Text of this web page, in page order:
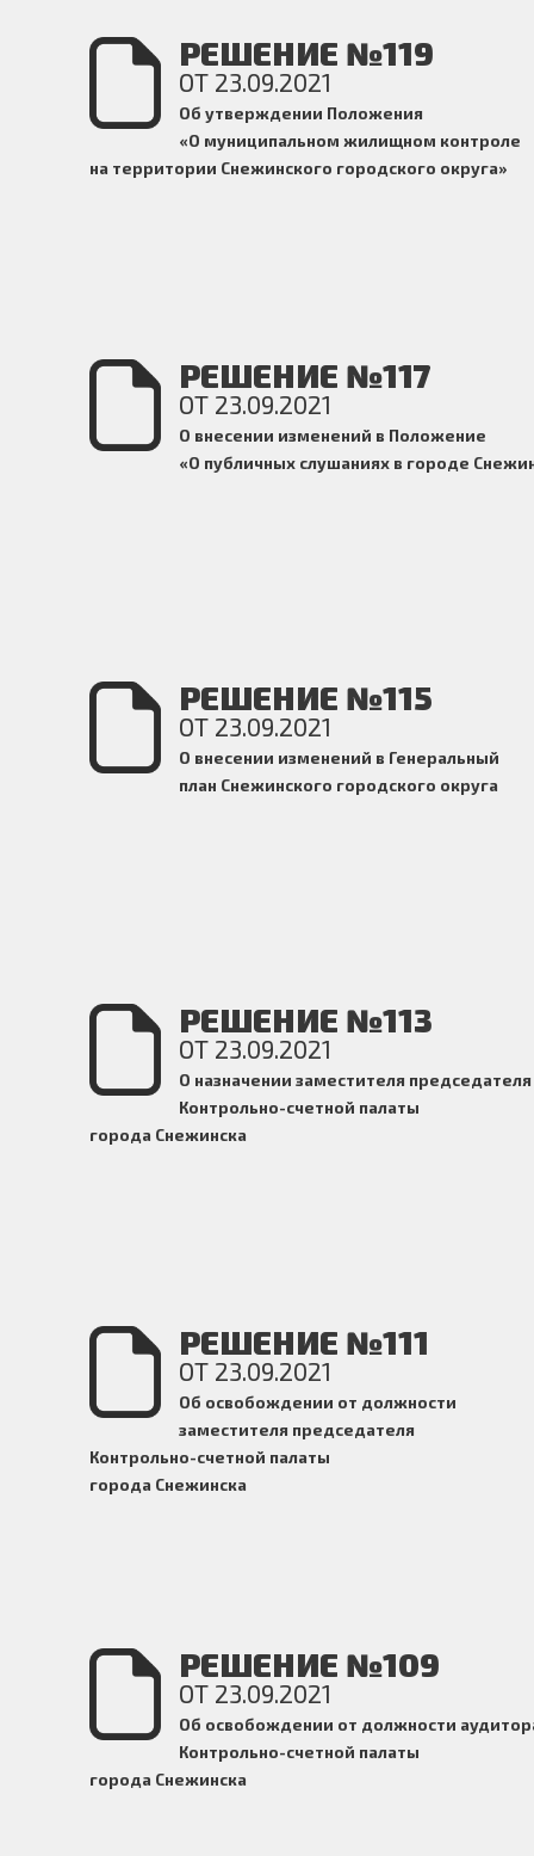
РЕШЕНИЕ №119
ОТ 23.09.2021
Об утверждении Положения
«О муниципальном жилищном контроле
на территории Снежинского городского округа»
РЕШЕНИЕ №117
ОТ 23.09.2021
О внесении изменений в Положение
«О публичных слушаниях в городе
РЕШЕНИЕ №115
ОТ 23.09.2021
О внесении изменений в Генеральный
план Снежинского городского округа
РЕШЕНИЕ №113
ОТ 23.09.2021
О назначении заместителя председателя
Контрольно-счетной палаты
города Снежинска
РЕШЕНИЕ №111
ОТ 23.09.2021
Об освобождении от должности
заместителя председателя
Контрольно-счетной палаты
города Снежинска
РЕШЕНИЕ №109
ОТ 23.09.2021
Об освобождении от должности
Контрольно-счетной палаты
города Снежинска